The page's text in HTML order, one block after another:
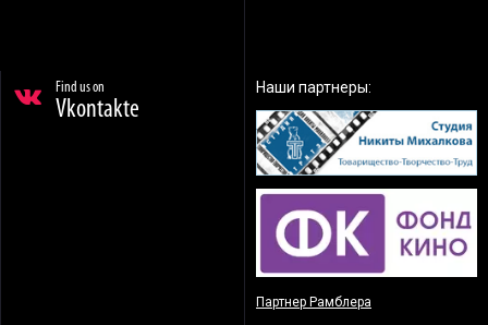
Find us on
Vkontakte
Наши партнеры:
Партнер Рамблера